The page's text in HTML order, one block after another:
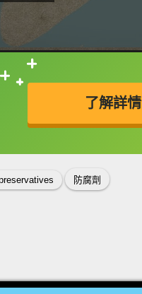
了解詳情
接查字典喔！
防腐劑